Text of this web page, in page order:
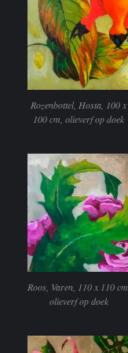
Rozenbottel, Hosta, 100 x
100 cm, olieverf op doek
Roos, Varen, 110 x 110 cm,
olieverf op doek